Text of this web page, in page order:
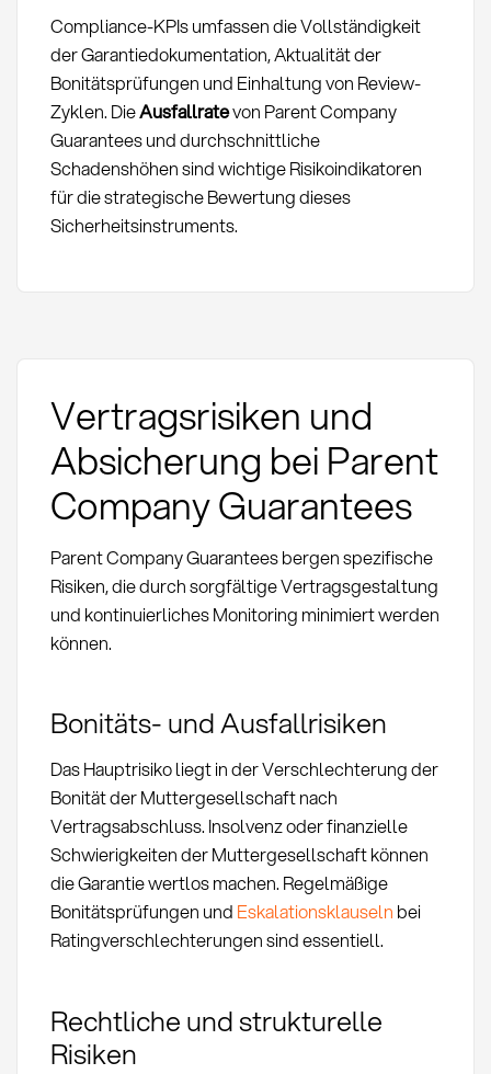
Compliance-KPIs umfassen die Vollständigkeit
der Garantiedokumentation, Aktualität der
Bonitätsprüfungen und Einhaltung von Review-
Zyklen. DieAusfallratevon Parent Company
Guarantees und durchschnittliche
Schadenshöhen sind wichtige Risikoindikatoren
für die strategische Bewertung dieses
Sicherheitsinstruments.
Vertragsrisiken und
Absicherung bei Parent
Company Guarantees
Parent Company Guarantees bergen spezifische
Risiken, die durch sorgfältige Vertragsgestaltung
und kontinuierliches Monitoring minimiert werden
können.
Bonitäts- und Ausfallrisiken
Das Hauptrisiko liegt in der Verschlechterung der
Bonität der Muttergesellschaft nach
Vertragsabschluss. Insolvenz oder finanzielle
Schwierigkeiten der Muttergesellschaft können
die Garantie wertlos machen. Regelmäßige
Bonitätsprüfungen und Eskalationsklauseln bei
Ratingverschlechterungen sind essentiell.
Rechtliche und strukturelle
Risiken